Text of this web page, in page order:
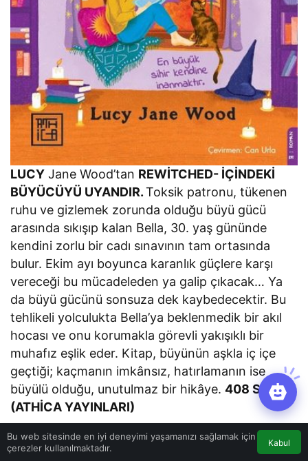
LUCY Jane Wood’tan REWİTCHED- İÇİNDEKİ
BÜYÜCÜYÜ UYANDIR.Toksik patronu, tükenen
ruhu ve gizlemek zorunda olduğu büyü gücü
arasında sıkışıp kalan Bella, 30. yaş gününde
kendini zorlu bir cadı sınavının tam ortasında
bulur. Ekim ayı boyunca karanlık güçlere karşı
vereceği bu mücadeleden ya galip çıkacak… Ya
da büyü gücünü sonsuza dek kaybedecektir. Bu
tehlikeli yolculukta Bella’ya beklenmedik bir akıl
hocası ve onu korumakla görevli yakışıklı bir
muhafız eşlik eder. Kitap, büyünün aşkla iç içe
geçtiği; kaçmanın imkânsız, hatırlamanın ise
büyülü olduğu, unutulmaz bir hikâye.408 SAYFA.
(ATHİCA YAYINLARI)
Bu web sitesinde en iyi deneyimi yaşamanızı sağlamak için
çerezler kullanılmaktadır.
Kabul